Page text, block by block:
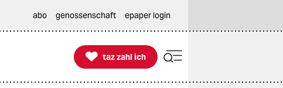
abo genossenschaft epaper login

taz zahl ich
taz zahl ich